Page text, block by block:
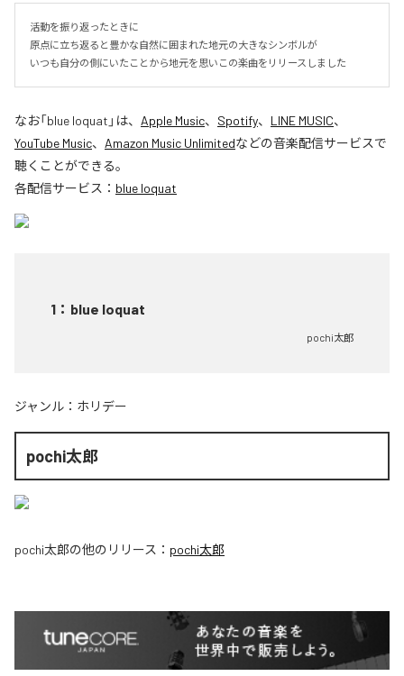
活動を振り返ったときに
原点に立ち返ると豊かな自然に囲まれた地元の大きなシンボルが
いつも自分の側にいたことから地元を思いこの楽曲をリリースしました
なお「blue loquat 」は、 Apple Music、 Spotify、 LINE MUSIC、
YouTube Music、 Amazon Music Unlimitedなどの音楽配信サービスで
聴くことができる。
各配信サービス： blue loquat
1 ： blue loquat
pochi太郎
ジャンル： ホリデー
pochi太郎
pochi太郎の他のリリース： pochi太郎